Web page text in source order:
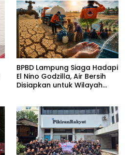
BPBD Lampung Siaga Hadapi
El Nino Godzilla, Air Bersih
Disiapkan untuk Wilayah